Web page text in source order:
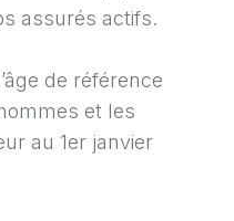
assurés actifs.
de référence
et les
au 1er janvier